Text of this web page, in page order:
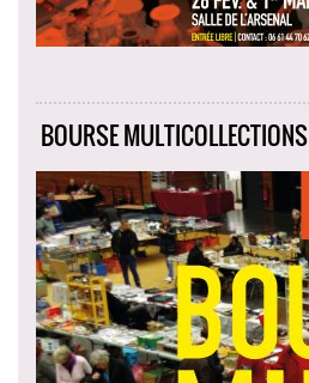
BOURSE MULTICOLLECTIONS